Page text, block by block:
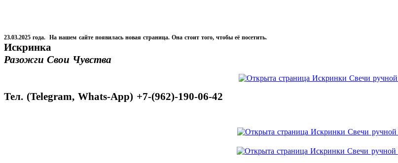
23.03.2025 года. На нашем сайте появилась новая страница. Она стоит того, чтобы её посетить.
Искринка
Разожги Свои Чувства
Тел. (Telegram, Whats-App) +7-(962)-190-06-42